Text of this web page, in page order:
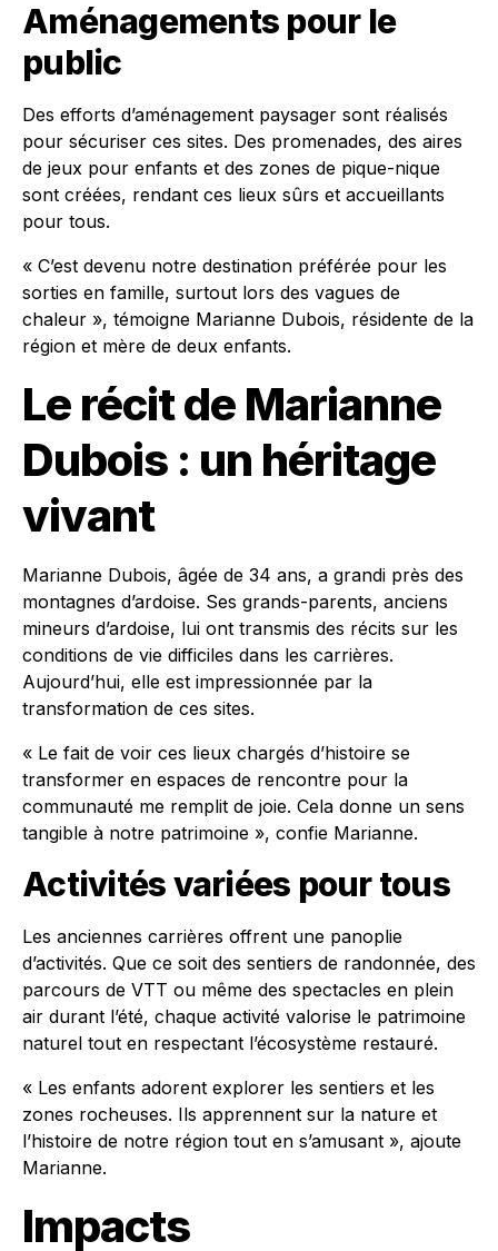
Aménagements pour le
public
Des efforts d’aménagement paysager sont réalisés
pour sécuriser ces sites. Des promenades, des aires
de jeux pour enfants et des zones de pique-nique
sont créées, rendant ces lieux sûrs et accueillants
pour tous.
« C’est devenu notre destination préférée pour les
sorties en famille, surtout lors des vagues de
chaleur », témoigne Marianne Dubois, résidente de la
région et mère de deux enfants.
Le récit de Marianne
Dubois : un héritage
vivant
Marianne Dubois, âgée de 34 ans, a grandi près des
montagnes d’ardoise. Ses grands-parents, anciens
mineurs d’ardoise, lui ont transmis des récits sur les
conditions de vie difficiles dans les carrières.
Aujourd’hui, elle est impressionnée par la
transformation de ces sites.
« Le fait de voir ces lieux chargés d’histoire se
transformer en espaces de rencontre pour la
communauté me remplit de joie. Cela donne un sens
tangible à notre patrimoine », confie Marianne.
Activités variées pour tous
Les anciennes carrières offrent une panoplie
d’activités. Que ce soit des sentiers de randonnée, des
parcours de VTT ou même des spectacles en plein
air durant l’été, chaque activité valorise le patrimoine
naturel tout en respectant l’écosystème restauré.
« Les enfants adorent explorer les sentiers et les
zones rocheuses. Ils apprennent sur la nature et
l’histoire de notre région tout en s’amusant », ajoute
Marianne.
Impacts